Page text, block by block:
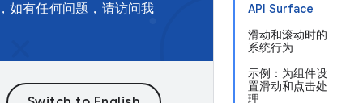
API Surface
滑动和滚动时的
系统行为
示例：为组件设
置滑动和点击处
理
如有任何问题，请访问我